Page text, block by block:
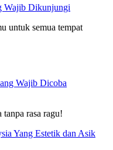
Wajib Dikunjungi
untuk semua tempat
Wajib Dicoba
rasa ragu!
Yang Estetik dan Asik